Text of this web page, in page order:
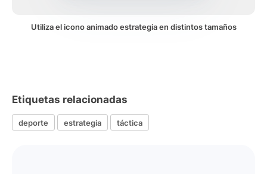
Utiliza el icono animado estrategia en distintos tamaños
Etiquetas relacionadas
deporte estrategia táctica